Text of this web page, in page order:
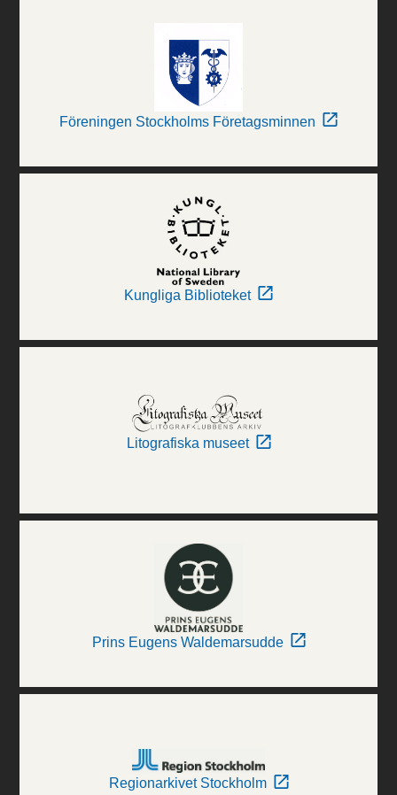
Föreningen Stockholms Företagsminnen
Kungliga Biblioteket
Litografiska museet
Prins Eugens Waldemarsudde
Regionarkivet Stockholm